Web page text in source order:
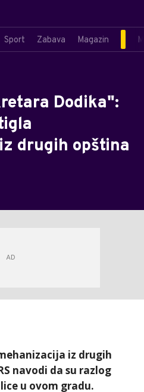
Sport Zabava Magazin
Dodika":
drugih opština
iz drugih
navodi da su razlog
u ovom gradu.